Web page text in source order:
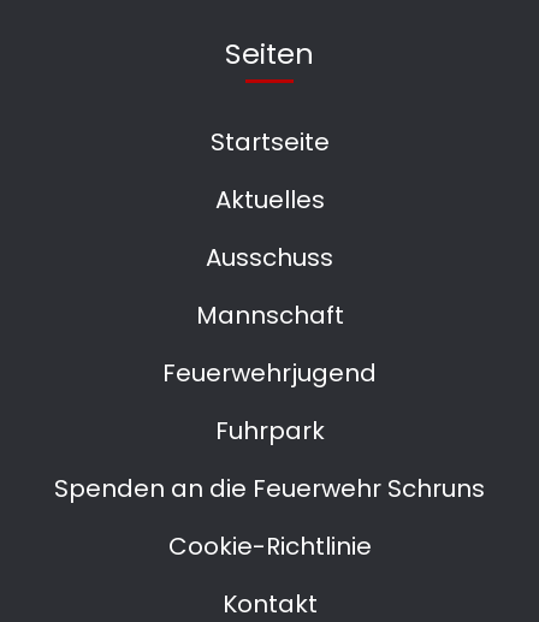
Seiten
Startseite
Aktuelles
Ausschuss
Mannschaft
Feuerwehrjugend
Fuhrpark
Spenden an die Feuerwehr Schruns
Cookie-Richtlinie
Kontakt